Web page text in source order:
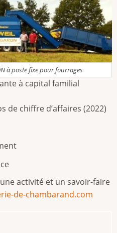
à poste fixe pour fourrages
à capital familial
de chiffre d’affaires (2022)
activité et un savoir-faire
de-chambarand.com